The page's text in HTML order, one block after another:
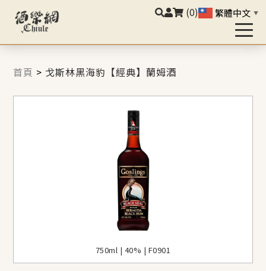
(0) 繁體中文 ▼
首頁 > 戈斯林黑海豹【經典】蘭姆酒
750ml | 40% | F0901